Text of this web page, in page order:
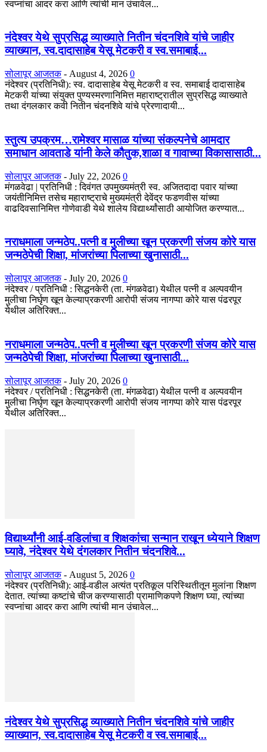
स्वप्नांचा आदर करा आणि त्यांची मान उंचावेल...
नंदेश्वर येथे सुप्रसिद्ध व्याख्याते नितीन चंदनशिवे यांचे जाहीर
व्याख्यान, स्व.दादासाहेब येसू मेटकरी व स्व.समाबाई...
सोलापूर आजतक - August 4, 2026 0
नंदेश्वर (प्रतिनिधी): स्व. दादासाहेब येसू मेटकरी व स्व. समाबाई दादासाहेब
मेटकरी यांच्या संयुक्त पुण्यस्मरणानिमित्त महाराष्ट्रातील सुप्रसिद्ध व्याख्याते
तथा दंगलकार कवी नितीन चंदनशिवे यांचे प्रेरणादायी...
स्तुत्य उपक्रम…रामेश्वर मासाळ यांच्या संकल्पनेचे आमदार
समाधान आवताडे यांनी केले कौतुक,शाळा व गावाच्या विकासासाठी...
सोलापूर आजतक - July 22, 2026 0
मंगळवेढा | प्रतिनिधी : दिवंगत उपमुख्यमंत्री स्व. अजितदादा पवार यांच्या
जयंतीनिमित्त तसेच महाराष्ट्राचे मुख्यमंत्री देवेंद्र फडणवीस यांच्या
वाढदिवसानिमित्त गोणेवाडी येथे शालेय विद्यार्थ्यांसाठी आयोजित करण्यात...
नराधमाला जन्मठेप..पत्नी व मुलीच्या खून प्रकरणी संजय कोरे यास
जन्मठेपेची शिक्षा, मांजरांच्या पिलाच्या खुनासाठी...
सोलापूर आजतक - July 20, 2026 0
नंदेश्वर / प्रतिनिधी : सिद्धनकेरी (ता. मंगळवेढा) येथील पत्नी व अल्पवयीन
मुलीचा निर्घृण खून केल्याप्रकरणी आरोपी संजय नागप्पा कोरे यास पंढरपूर
येथील अतिरिक्त...
नराधमाला जन्मठेप..पत्नी व मुलीच्या खून प्रकरणी संजय कोरे यास
जन्मठेपेची शिक्षा, मांजरांच्या पिलाच्या खुनासाठी...
सोलापूर आजतक - July 20, 2026 0
नंदेश्वर / प्रतिनिधी : सिद्धनकेरी (ता. मंगळवेढा) येथील पत्नी व अल्पवयीन
मुलीचा निर्घृण खून केल्याप्रकरणी आरोपी संजय नागप्पा कोरे यास पंढरपूर
येथील अतिरिक्त...
विद्यार्थ्यांनी आई-वडिलांचा व शिक्षकांचा सन्मान राखून ध्येयाने शिक्षण
घ्यावे, नंदेश्वर येथे दंगलकार नितीन चंदनशिवे...
सोलापूर आजतक - August 5, 2026 0
नंदेश्वर (प्रतिनिधी): आई-वडील अत्यंत प्रतिकूल परिस्थितीतून मुलांना शिक्षण
देतात. त्यांच्या कष्टांचे चीज करण्यासाठी प्रामाणिकपणे शिक्षण घ्या, त्यांच्या
स्वप्नांचा आदर करा आणि त्यांची मान उंचावेल...
नंदेश्वर येथे सुप्रसिद्ध व्याख्याते नितीन चंदनशिवे यांचे जाहीर
व्याख्यान, स्व.दादासाहेब येसू मेटकरी व स्व.समाबाई...